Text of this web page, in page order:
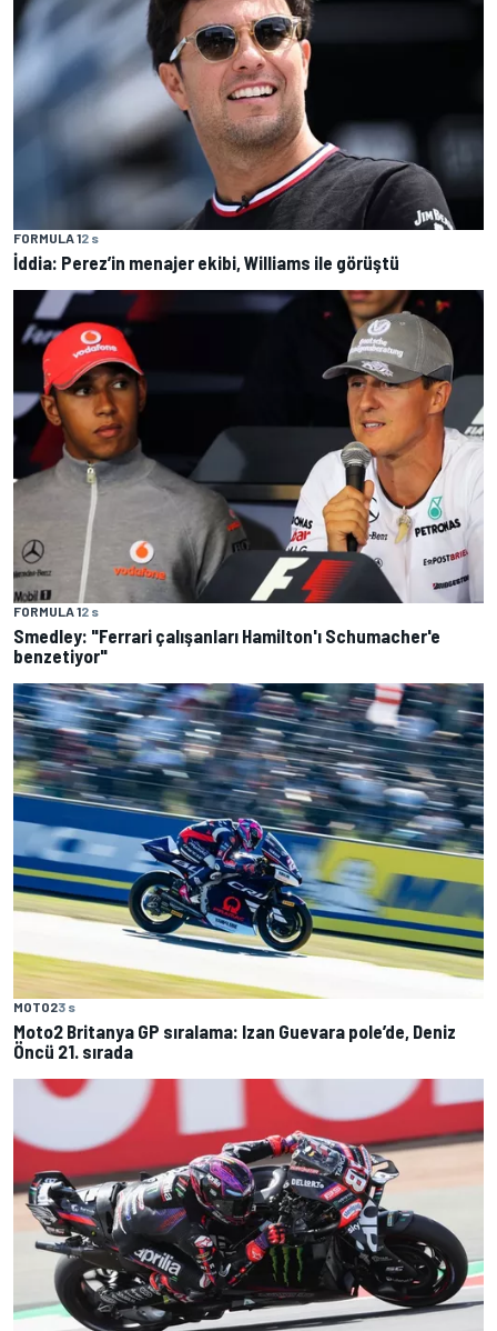
FORMULA 12 s
İddia: Perez’in menajer ekibi, Williams ile görüştü
FORMULA 12 s
Smedley: "Ferrari çalışanları Hamilton'ı Schumacher'e
benzetiyor"
MOTO23 s
Moto2 Britanya GP sıralama: Izan Guevara pole’de, Deniz
Öncü 21. sırada